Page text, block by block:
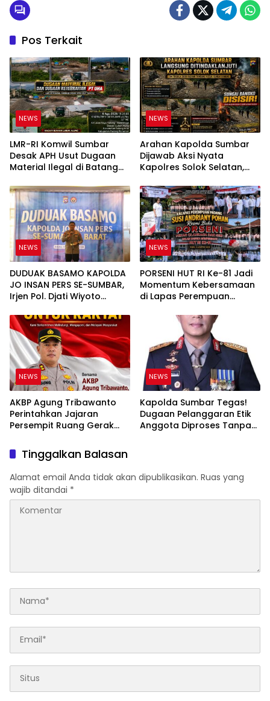
Pos Terkait
NEWS
LMR-RI Komwil Sumbar
Desak APH Usut Dugaan
Material Ilegal di Batang
PT UHA Diminta Diselidiki
Tuntas
NEWS
Arahan Kapolda Sumbar
Dijawab Aksi Nyata
Kapolres Solok Selatan,
Bukan Sekadar Slogan
NEWS
DUDUAK BASAMO KAPOLDA
JO INSAN PERS SE-SUMBAR,
Irjen Pol. Djati Wiyoto
Ruang bagi Pelanggar
Hukum di Internal Polri
NEWS
PORSENI HUT RI Ke-81 Jadi
Momentum Kebersamaan
di Lapas Perempuan
NEWS
AKBP Agung Tribawanto
Perintahkan Jajaran
Persempit Ruang Gerak
Pasaman Barat
NEWS
Kapolda Sumbar Tegas!
Dugaan Pelanggaran Etik
Anggota Diproses Tanpa
Tinggalkan Balasan
Alamat email Anda tidak akan dipublikasikan. Ruas yang
wajib ditandai *